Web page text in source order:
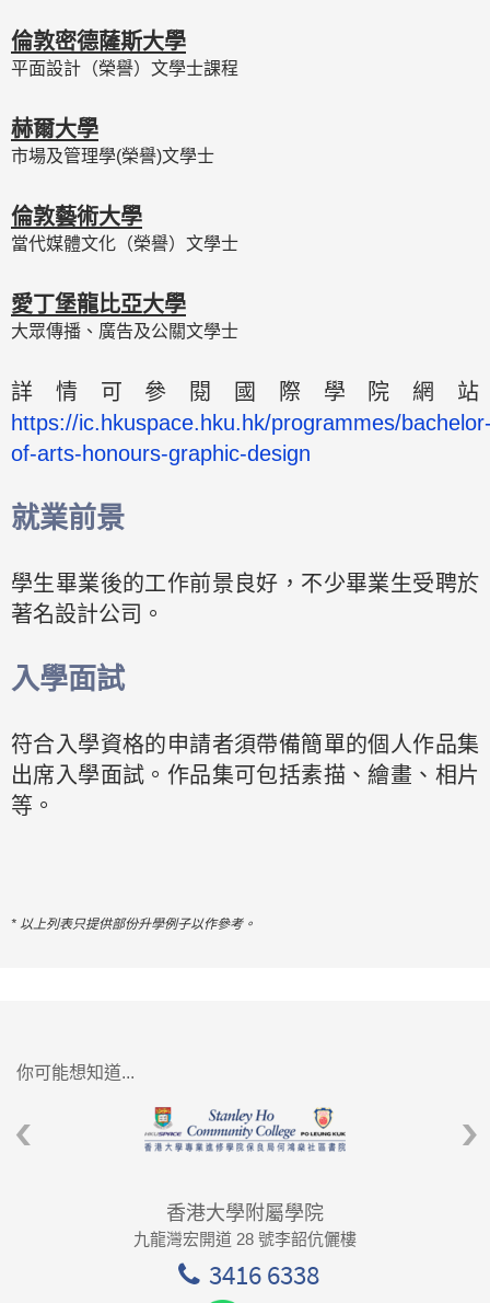
倫敦密德薩斯大學
平面設計（榮譽）文學士課程
赫爾大學
市場及管理學(榮譽)文學士
倫敦藝術大學
當代媒體文化（榮譽）文學士
愛丁堡龍比亞大學
大眾傳播、廣告及公關文學士
詳情可參閱國際學院網站
https://ic.hkuspace.hku.hk/programmes/
of-arts-honours-graphic-design
就業前景
學生畢業後的工作前景良好，不少畢業生受聘於
著名設計公司。
入學面試
符合入學資格的申請者須帶備簡單的個人作品集
出席入學面試。作品集可包括素描、繪畫、相片
等。
* 以上列表只提供部份升學例子以作參考。
你可能想知道...
香港大學附屬學院
九龍灣宏開道 28 號李韶伉儷樓
3416 6338